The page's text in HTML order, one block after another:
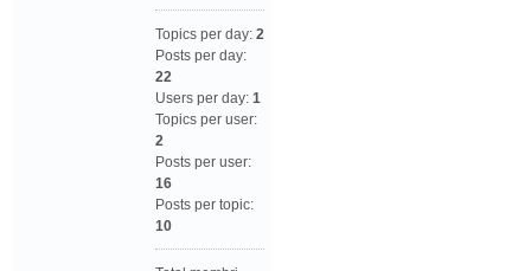
Topics per day: 2
Posts per day:
22
Users per day: 1
Topics per user:
2
Posts per user:
16
Posts per topic:
10